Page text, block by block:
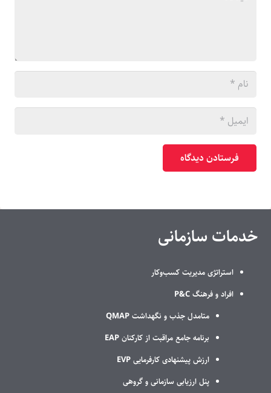
فرستادن دیدگاه
خدمات سازمانی
استراتژی مدیریت کسب‌وکار
افراد و فرهنگ P&C
متامدل جذب و نگهداشت QMAP
برنامه جامع مراقبت از کارکنان EAP
ارزش پیشنهادی کارفرمایی EVP
پنل ارزیابی سازمانی و گروهی